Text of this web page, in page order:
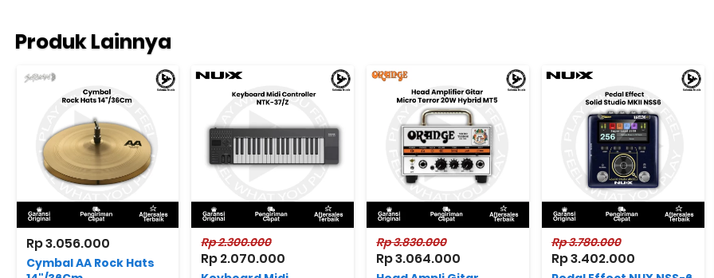
Produk Lainnya
Rp 3.056.000
Cymbal AA Rock Hats
Rp 2.300.000
Rp 2.070.000
Rp 3.830.000
Rp 3.064.000
Rp 3.780.000
Rp 3.402.000